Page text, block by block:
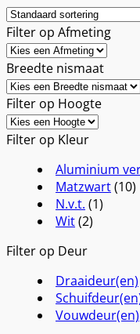
Filter op Afmeting
Breedte nismaat
Filter op Hoogte
Filter op Kleur
Aluminium
Matzwart(10)
N.v.t. (1)
Wit(2)
Filter op Deur
Draaideur(en)
Vouwdeur(en)